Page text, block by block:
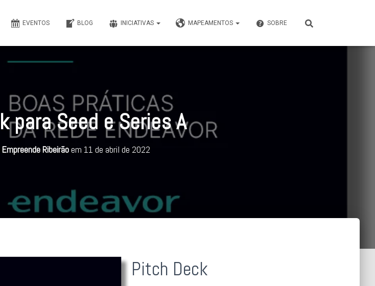
EVENTOS BLOG INICIATIVAS MAPEAMENTOS SOBRE
para Seed e Series A
Ribeirãoem 11 de abril de 2022
Pitch Deck